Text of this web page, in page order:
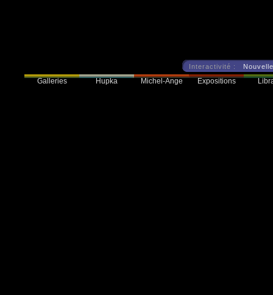
Interactivité :
Galleries Hupka Michel-Ange Expositions